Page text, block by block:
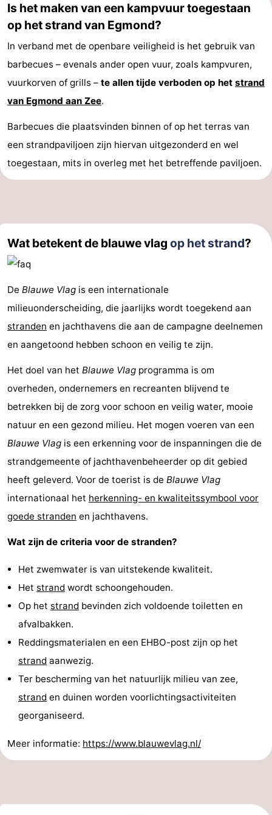
Is het maken van een kampvuur toegestaan
op het strand van Egmond?
In verband met de openbare veiligheid is het gebruik van
barbecues – evenals ander open vuur, zoals kampvuren,
vuurkorven of grills – te allen tijde verboden op het strand
van Egmond aan Zee.
Barbecues die plaatsvinden binnen of op het terras van
een strandpaviljoen zijn hiervan uitgezonderd en wel
toegestaan, mits in overleg met het betreffende paviljoen.
Wat betekent de blauwe vlag op het strand?
De Blauwe Vlag is een internationale
milieuonderscheiding, die jaarlijks wordt toegekend aan
stranden en jachthavens die aan de campagne deelnemen
en aangetoond hebben schoon en veilig te zijn.
Het doel van het Blauwe Vlag programma is om
overheden, ondernemers en recreanten blijvend te
betrekken bij de zorg voor schoon en veilig water, mooie
natuur en een gezond milieu. Het mogen voeren van een
Blauwe Vlag is een erkenning voor de inspanningen die de
strandgemeente of jachthavenbeheerder op dit gebied
heeft geleverd. Voor de toerist is de Blauwe Vlag
internationaal het herkenning- en kwaliteitssymbool voor
goede stranden en jachthavens.
Wat zijn de criteria voor de stranden?
Het zwemwater is van uitstekende kwaliteit.
Het strand wordt schoongehouden.
Op het strand bevinden zich voldoende toiletten en
afvalbakken.
Reddingsmaterialen en een EHBO-post zijn op het
strand aanwezig.
Ter bescherming van het natuurlijk milieu van zee,
strand en duinen worden voorlichtingsactiviteiten
georganiseerd.
Meer informatie: https://www.blauwevlag.nl/